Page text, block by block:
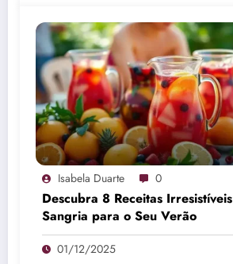
Isabela Duarte 0
Descubra 8 Receitas
Sangria para o Seu Verão
01/12/2025